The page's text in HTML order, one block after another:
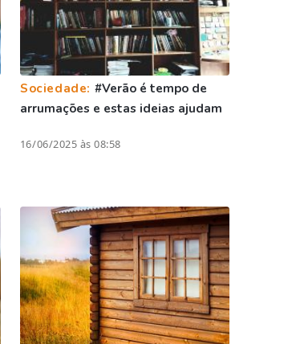
Sociedade: #Verão é tempo de
arrumações e estas ideias ajudam
16/06/2025 às 08:58